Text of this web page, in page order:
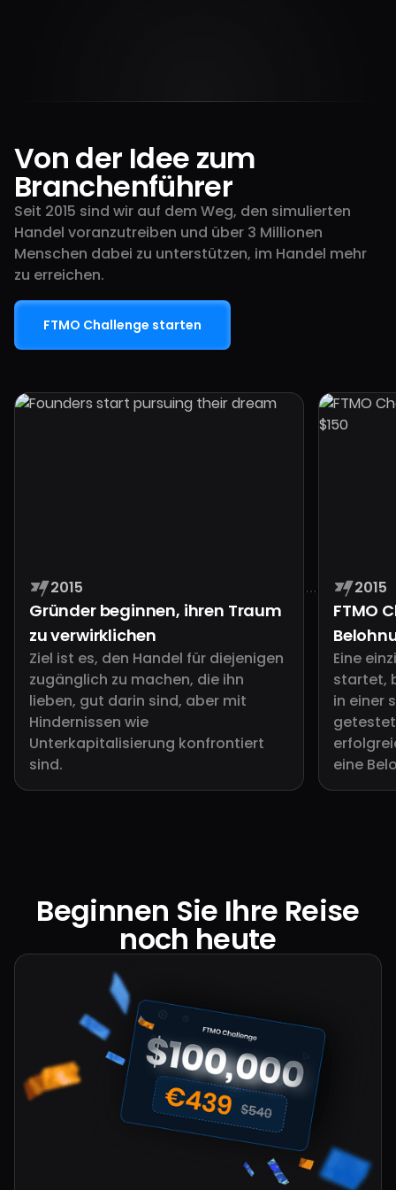
Von der Idee zum
Branchenführer
Seit 2015 sind wir auf dem Weg, den simulierten
Handel voranzutreiben und über 3 Millionen
Menschen dabei zu unterstützen, im Handel mehr
zu erreichen.
FTMO Challenge starten
2015
Gründer beginnen, ihren Traum
zu verwirklichen
Ziel ist es, den Handel für diejenigen
zugänglich zu machen, die ihn
lieben, gut darin sind, aber mit
Hindernissen wie
Unterkapitalisierung konfrontiert
sind.
2015
FTMO
Eine
startet,
in einer
eine
Beginnen Sie Ihre Reise
noch heute